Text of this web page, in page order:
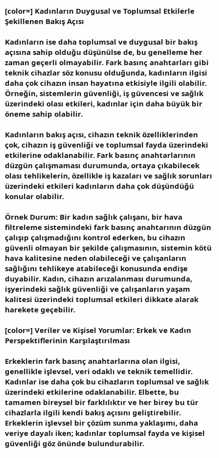
[color=] Kadınların Duygusal ve Toplumsal Etkilerle
Şekillenen Bakış Açısı
Kadınların ise daha toplumsal ve duygusal bir bakış
açısına sahip olduğu düşünülse de, bu genelleme her
zaman geçerli olmayabilir. Fark basınç anahtarları gibi
teknik cihazlar söz konusu olduğunda, kadınların ilgisi
daha çok cihazın insan hayatına etkisiyle ilgili olabilir.
Örneğin, sistemlerin güvenliği, iş güvencesi ve sağlık
üzerindeki olası etkileri, kadınlar için daha büyük bir
öneme sahip olabilir.
Kadınların bakış açısı, cihazın teknik özelliklerinden
çok, cihazın iş güvenliği ve toplumsal fayda üzerindeki
etkilerine odaklanabilir. Fark basınç anahtarlarının
düzgün çalışmaması durumunda, ortaya çıkabilecek
olası tehlikelerin, özellikle iş kazaları ve sağlık sorunları
üzerindeki etkileri kadınların daha çok düşündüğü
konular olabilir.
Örnek Durum: Bir kadın sağlık çalışanı, bir hava
filtreleme sistemindeki fark basınç anahtarının düzgün
çalışıp çalışmadığını kontrol ederken, bu cihazın
güvenli olmayan bir şekilde çalışmasının, sistemin kötü
hava kalitesine neden olabileceği ve çalışanların
sağlığını tehlikeye atabileceği konusunda endişe
duyabilir. Kadın, cihazın arızalanması durumunda,
işyerindeki sağlık güvenliği ve çalışanların yaşam
kalitesi üzerindeki toplumsal etkileri dikkate alarak
harekete geçebilir.
[color=] Veriler ve Kişisel Yorumlar: Erkek ve Kadın
Perspektiflerinin Karşılaştırılması
Erkeklerin fark basınç anahtarlarına olan ilgisi,
genellikle işlevsel, veri odaklı ve teknik temellidir.
Kadınlar ise daha çok bu cihazların toplumsal ve sağlık
üzerindeki etkilerine odaklanabilir. Elbette, bu
tamamen bireysel bir farklılıktır ve her birey bu tür
cihazlarla ilgili kendi bakış açısını geliştirebilir.
Erkeklerin işlevsel bir çözüm sunma yaklaşımı, daha
veriye dayalı iken; kadınlar toplumsal fayda ve kişisel
güvenliği göz önünde bulundurabilir.